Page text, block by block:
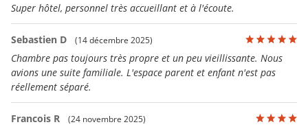
Super hôtel, personnel très accueillant et à l'écoute.
Sebastien D (14 décembre 2025)
Chambre pas toujours très propre et un peu vieillissante. Nous
avions une suite familiale. L'espace parent et enfant n'est pas
réellement séparé.
Francois R (24 novembre 2025)